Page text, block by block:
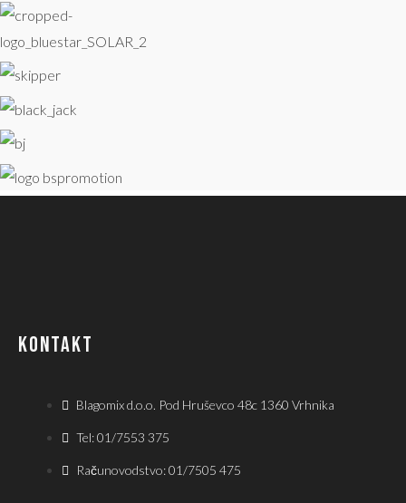
KONTAKT
Blagomix d.o.o. Pod Hruševco 48c 1360 Vrhnika
Tel: 01/7553 375
Računovodstvo: 01/7505 475